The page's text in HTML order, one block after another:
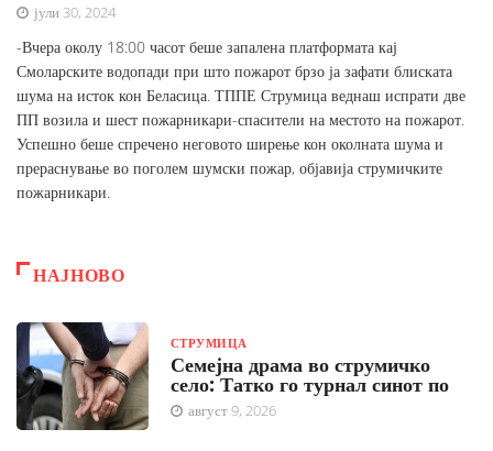
јули 30, 2024
-Вчера околу 18:00 часот беше запалена платформата кај
Смоларските водопади при што пожарот брзо ја зафати блиската
шума на исток кон Беласица. ТППЕ Струмица веднаш испрати две
ПП возила и шест пожарникари-спасители на местото на пожарот.
Успешно беше спречено неговото ширење кон околната шума и
прераснување во поголем шумски пожар, објавија струмичките
пожарникари.
НАЈНОВО
СТРУМИЦА
Семејна драма во струмичко
село: Татко го турнал синот по
август 9, 2026